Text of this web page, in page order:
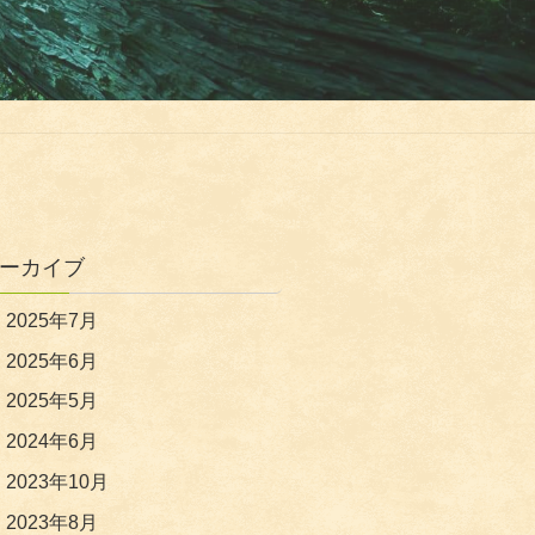
カイブ
2025年7月
2025年6月
2025年5月
2024年6月
2023年10月
2023年8月